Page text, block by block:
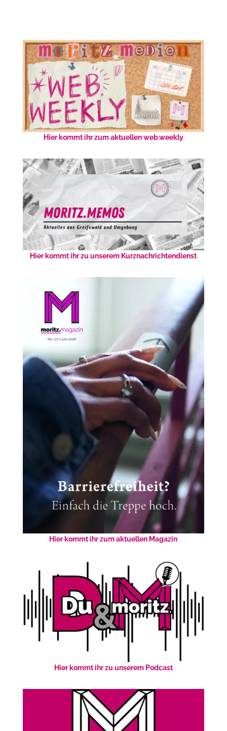
Hier kommt ihr zum aktuellen web.weekly
Hier kommt ihr zu unserem Kurznachrichtendienst
Hier kommt ihr zum aktuellen Magazin
Hier kommt ihr zu unserem Podcast